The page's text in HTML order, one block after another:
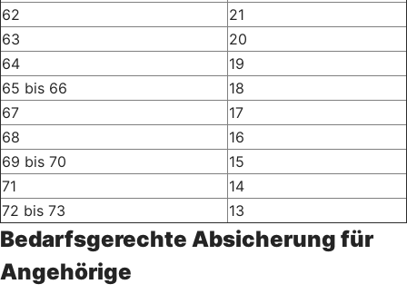
62
21
63
20
64
19
65 bis 66
18
67
17
68
16
69 bis 70
15
71
14
72 bis 73
13
Bedarfsgerechte Absicherung für
Angehörige